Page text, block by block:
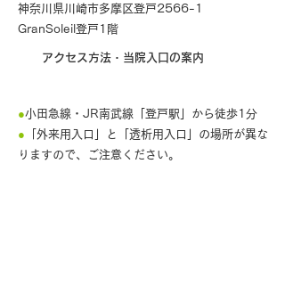
神奈川県川崎市多摩区登戸2566-1
GranSoleil登戸1階
アクセス方法・当院入口の案内
●小田急線・JR南武線「登戸駅」から徒歩1分
● 「外来用入口」と「透析用入口」の場所が異な
りますので、ご注意ください。